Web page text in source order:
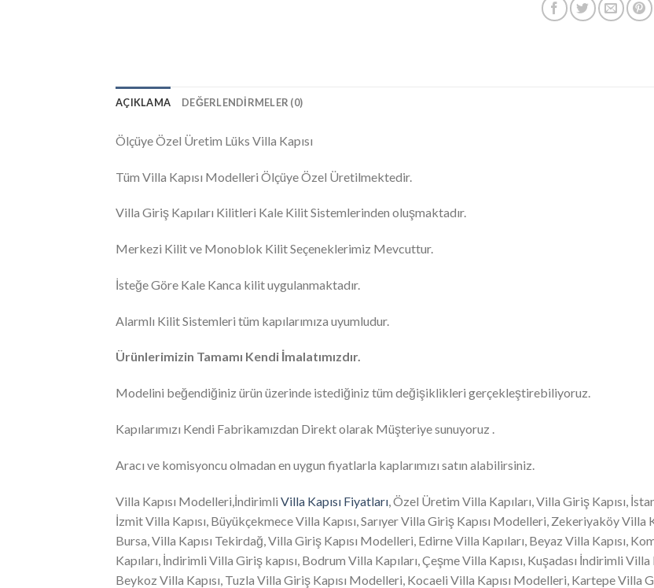
AÇIKLAMA DEĞERLENDIRMELER (0)
Ölçüye Özel Üretim Lüks Villa Kapısı
Tüm Villa Kapısı Modelleri Ölçüye Özel Üretilmektedir.
Villa Giriş Kapıları Kilitleri Kale Kilit Sistemlerinden oluşmaktadır.
Merkezi Kilit ve Monoblok Kilit Seçeneklerimiz Mevcuttur.
İsteğe Göre Kale Kanca kilit uygulanmaktadır.
Alarmlı Kilit Sistemleri tüm kapılarımıza uyumludur.
Ürünlerimizin Tamamı Kendi İmalatımızdır.
Modelini beğendiğiniz ürün üzerinde istediğiniz tüm değişiklikleri gerçekleştirebiliyoruz.
Kapılarımızı Kendi Fabrikamızdan Direkt olarak Müşteriye sunuyoruz .
Aracı ve komisyoncu olmadan en uygun fiyatlarla kaplarımızı satın alabilirsiniz.
Villa Kapısı Modelleri,İndirimli Villa Kapısı Fiyatları , Özel Üretim Villa Kapıları, Villa Giriş Kapısı,
İzmit Villa Kapısı, Büyükçekmece Villa Kapısı, Sarıyer Villa Giriş Kapısı Modelleri, Zekeriyaköy Villa
Bursa, Villa Kapısı Tekirdağ, Villa Giriş Kapısı Modelleri, Edirne Villa Kapıları, Beyaz Villa Kapısı,
Kapıları, İndirimli Villa Giriş kapısı, Bodrum Villa Kapıları, Çeşme Villa Kapısı, Kuşadası İndirimli Villa
Beykoz Villa Kapısı, Tuzla Villa Giriş Kapısı Modelleri, Kocaeli Villa Kapısı Modelleri, Kartepe Villa